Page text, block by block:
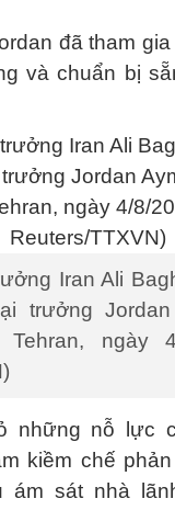
đã tham
và chuẩn bị
Iran Ali
trưởng
ngày
những nỗ lực
kiềm chế
ám sát nhà